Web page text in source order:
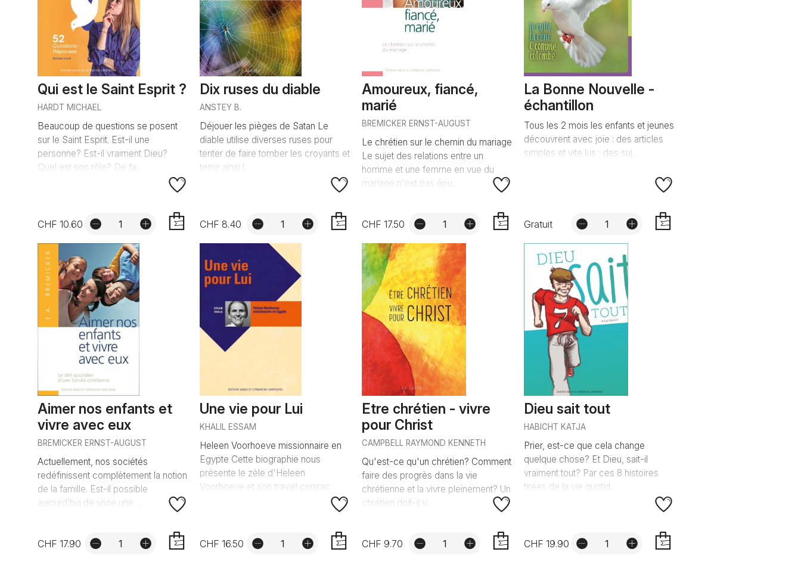
Qui est le Saint Esprit ?
HARDT MICHAEL
Beaucoup de questions se posent
sur le Saint Esprit. Est-il une
personne? Est-il vraiment Dieu?
Quel est son rôle? De fa...
CHF 10.60
Dix ruses du diable
ANSTEY B.
Déjouer les pièges de Satan Le
diable utilise diverses ruses pour
tenter de faire tomber les croyants et
ternir ainsi l...
CHF 8.40
Amoureux, fiancé,
marié
BREMICKER ERNST-AUGUST
Le chrétien sur le chemin du mariage
Le sujet des relations entre un
homme et une femme en vue du
mariage n'est pas épu...
CHF 17.50
La Bonne Nouvelle -
échantillon
Tous les 2 mois les enfants et jeunes
découvrent avec joie : des articles
simples et vite lus ; des suj...
Gratuit
Aimer nos enfants et
vivre avec eux
BREMICKER ERNST-AUGUST
Actuellement, nos sociétés
redéfinissent complètement la notion
de la famille. Est-il possible
aujourd’hui de vivre une ...
CHF 17.90
Une vie pour Lui
KHALIL ESSAM
Heleen Voorhoeve missionnaire en
Egypte Cette biographie nous
présente le zèle d'Heleen
Voorhoeve et son travail consac...
CHF 16.50
Etre chrétien - vivre
pour Christ
CAMPBELL RAYMOND KENNETH
Qu'est-ce qu'un chrétien? Comment
faire des progrès dans la vie
chrétienne et la vivre pleinement? Un
chrétien doit-il v...
CHF 9.70
Dieu sait tout
HABICHT KATJA
Prier, est-ce que cela change
quelque chose? Et Dieu, sait-il
vraiment tout? Par ces 8 histoires
tirées de la vie quotid...
CHF 19.90